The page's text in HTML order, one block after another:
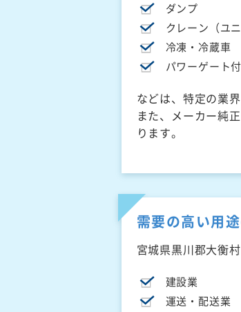
ダンプ
クレーン（ユ
冷凍・冷蔵車
パワーゲート
などは、特定の業
また、メーカー純
ります。
需要の高い用
宮城県黒川郡大衡村
建設業
運送・配送業